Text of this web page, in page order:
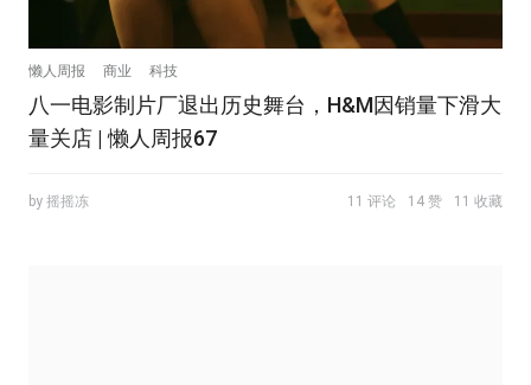
懒人周报 商业 科技
八一电影制片厂退出历史舞台，H&M因销量下滑大
量关店 | 懒人周报67
by 摇摇冻 11 评论 14 赞 11 收藏